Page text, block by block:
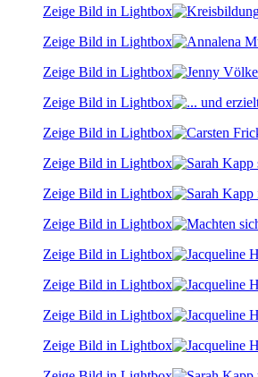
Zeige Bild in Lightbox
Zeige Bild in Lightbox
Zeige Bild in Lightbox
Zeige Bild in Lightbox
Zeige Bild in Lightbox
Zeige Bild in Lightbox
Zeige Bild in Lightbox
Zeige Bild in Lightbox
Zeige Bild in Lightbox
Zeige Bild in Lightbox
Zeige Bild in Lightbox
Zeige Bild in Lightbox